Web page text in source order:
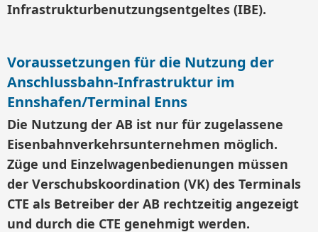
Infrastrukturbenutzungsentgeltes (IBE).
Voraussetzungen für die Nutzung der
Anschlussbahn-Infrastruktur im
Ennshafen/Terminal Enns
Die Nutzung der AB ist nur für zugelassene
Eisenbahnverkehrsunternehmen möglich.
Züge und Einzelwagenbedienungen müssen
der Verschubskoordination (VK) des Terminals
CTE als Betreiber der AB rechtzeitig angezeigt
und durch die CTE genehmigt werden.